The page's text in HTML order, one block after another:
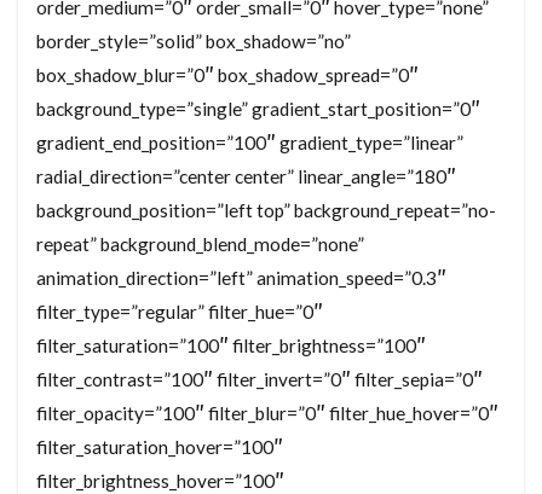
order_medium=”0″ order_small=”0″ hover_type=”none”
border_style=”solid” box_shadow=”no”
box_shadow_blur=”0″ box_shadow_spread=”0″
background_type=”single” gradient_start_position=”0″
gradient_end_position=”100″ gradient_type=”linear”
radial_direction=”center center” linear_angle=”180″
background_position=”left top” background_repeat=”no-
repeat” background_blend_mode=”none”
animation_direction=”left” animation_speed=”0.3″
filter_type=”regular” filter_hue=”0″
filter_saturation=”100″ filter_brightness=”100″
filter_contrast=”100″ filter_invert=”0″ filter_sepia=”0″
filter_opacity=”100″ filter_blur=”0″ filter_hue_hover=”0″
filter_saturation_hover=”100″
filter_brightness_hover=”100″